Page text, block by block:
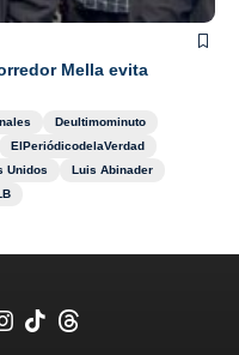
Mella evita
Deultimominuto
ElPeriódicodelaVerdad
Unidos
Luis Abinader